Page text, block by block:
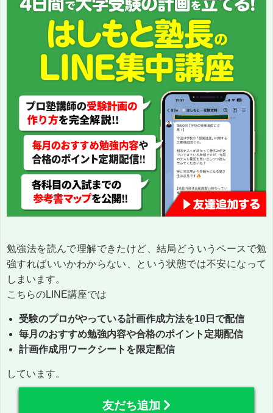
勉強法を読んで理解できたけど、結局どういうペースで勉
強すればいいかわからない、という状態では不安になって
しまいます。
こちらのLINE講座では
受験のプロがやっている計画作成方法を10日で配信
毎月のおすすめ勉強内容や合格のポイント定期配信
計画作成用ワークシートを限定配信
しています。
友だち追加